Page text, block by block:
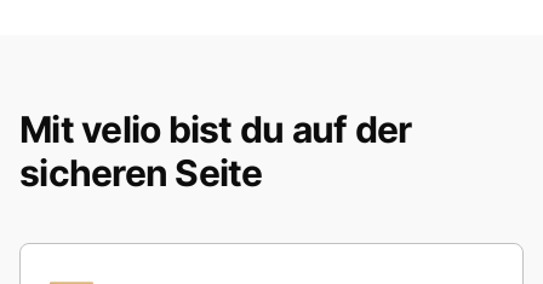
Mit velio bist du auf der
sicheren Seite